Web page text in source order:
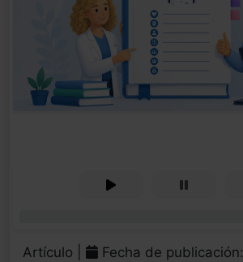
Artículo |
Fecha de publicación: